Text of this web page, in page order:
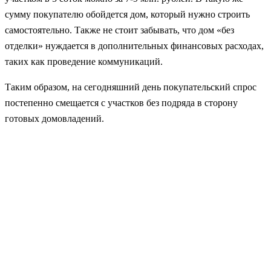
сумму покупателю обойдется дом, который нужно строить
самостоятельно. Также не стоит забывать, что дом «без
отделки» нуждается в дополнительных финансовых расходах,
таких как проведение коммуникаций.
Таким образом, на сегодняшний день покупательский спрос
постепенно смещается с участков без подряда в сторону
готовых домовладений.